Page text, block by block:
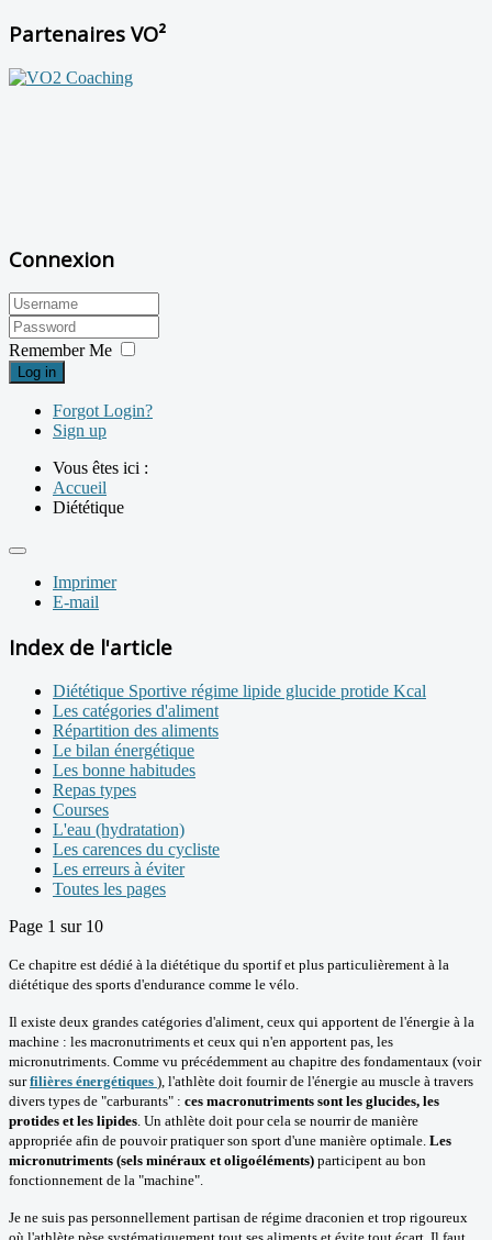
Partenaires VO²
Connexion
Remember Me
Log in
Forgot Login?
Sign up
Vous êtes ici :
Accueil
Diététique
Imprimer
E-mail
Index de l'article
Diététique Sportive régime lipide glucide protide Kcal
Les catégories d'aliment
Répartition des aliments
Le bilan énergétique
Les bonne habitudes
Repas types
Courses
L'eau (hydratation)
Les carences du cycliste
Les erreurs à éviter
Toutes les pages
Page 1 sur 10
Ce chapitre est dédié à la diététique du sportif et plus particulièrement à la
diététique des sports d'endurance comme le vélo.
Il existe deux grandes catégories d'aliment, ceux qui apportent de l'énergie à la
machine : les macronutriments et ceux qui n'en apportent pas, les
micronutriments. Comme vu précédemment au chapitre des fondamentaux (voir
surfilières énergétiques ), l'athlète doit fournir de l'énergie au muscle à travers
divers types de "carburants" : ces macronutriments sont les glucides, les
protides et les lipides . Un athlète doit pour cela se nourrir de manière
appropriée afin de pouvoir pratiquer son sport d'une manière optimale. Les
micronutriments (sels minéraux et oligoéléments) participent au bon
fonctionnement de la "machine".
Je ne suis pas personnellement partisan de régime draconien et trop rigoureux